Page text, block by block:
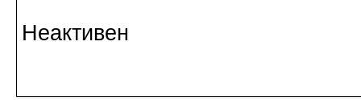
Неактивен